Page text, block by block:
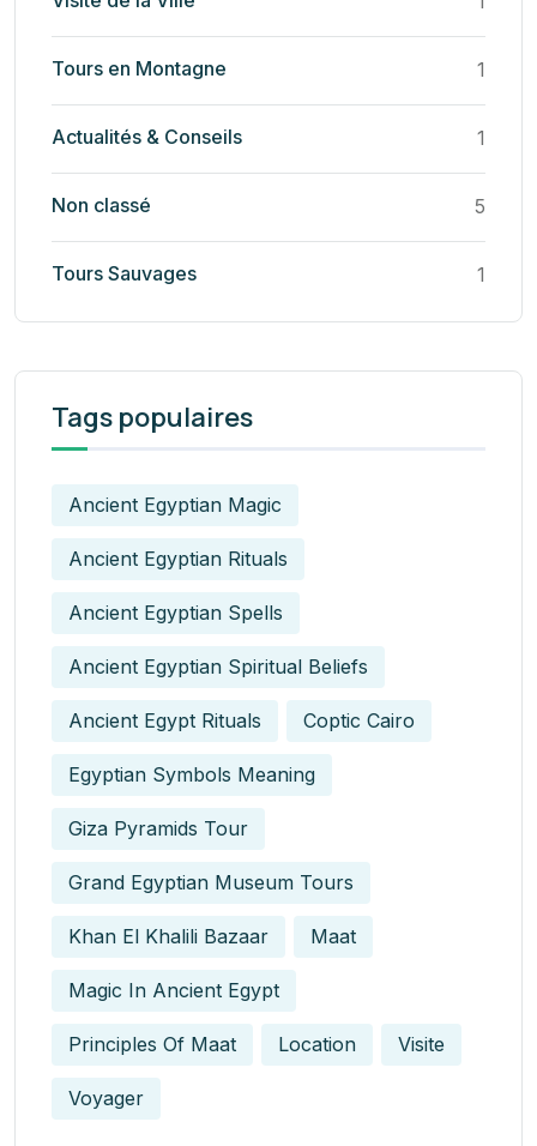
Tours en Montagne 1
Actualités & Conseils 1
Non classé 5
Tours Sauvages 1
Tags populaires
Ancient Egyptian Magic
Ancient Egyptian Rituals
Ancient Egyptian Spells
Ancient Egyptian Spiritual Beliefs
Ancient Egypt Rituals Coptic Cairo
Egyptian Symbols Meaning
Giza Pyramids Tour
Grand Egyptian Museum Tours
Khan El Khalili Bazaar Maat
Magic In Ancient Egypt​
Principles Of Maat Location Visite
Voyager